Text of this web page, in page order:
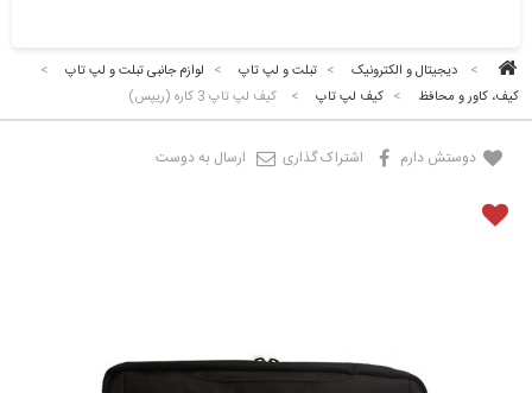
> دیجیتال و الکترونیک > تبلت و لپ تاپ > لوازم جانبی تبلت و لپ تاپ
>
کیف، کاور و محافظ
> کیف لپ تاپ > کیف لپ تاپ 3 کاره (ریپس)
دوستش دارم اشتراک گذاری ارسال به دوست